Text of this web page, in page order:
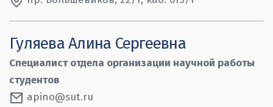
Гуляева Алина Сергеевна
Специалист отдела организации научной работы
студентов
apino@sut.ru